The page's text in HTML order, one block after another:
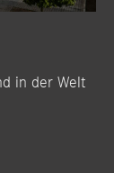
in der Welt